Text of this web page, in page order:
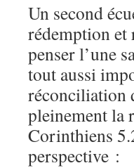
Un second
rédemption et
penser l’une
tout aussi
réconciliation
pleinement la
Corinthiens
perspective :